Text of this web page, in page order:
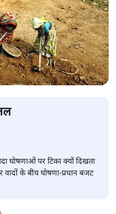
घोषणाओं पर टिका क्यों दिखता
के बीच घोषणा-प्रधान बजट